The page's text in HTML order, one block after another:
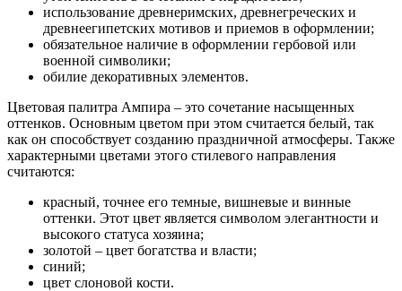
использование древнеримских, древнегреческих и
древнеегипетских мотивов и приемов в оформлении;
обязательное наличие в оформлении гербовой или
военной символики;
обилие декоративных элементов.
Цветовая палитра Ампира – это сочетание насыщенных
оттенков. Основным цветом при этом считается белый, так
как он способствует созданию праздничной атмосферы. Также
характерными цветами этого стилевого направления
считаются:
красный, точнее его темные, вишневые и винные
оттенки. Этот цвет является символом элегантности и
высокого статуса хозяина;
золотой – цвет богатства и власти;
синий;
цвет слоновой кости.